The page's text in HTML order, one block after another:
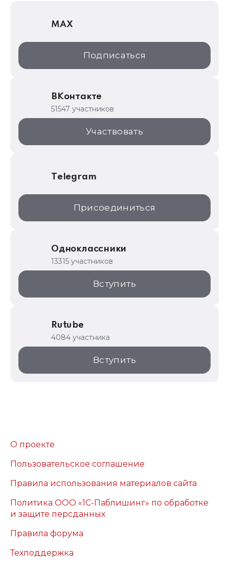
1С:Дистрибьюция
1С:Образование
ИТС.1C.ru
1С:Торговая площадка
MAX
Подписаться
ВКонтакте
51547 участников
Участвовать
Telegram
Присоединиться
Одноклассники
13315 участников
Вступить
Rutube
4084 участника
Вступить
О проекте
Пользовательское соглашение
Правила использования материалов сайта
Политика ООО «1С-Паблишинг» по обработке
и защите персданных
Правила форума
Техподдержка